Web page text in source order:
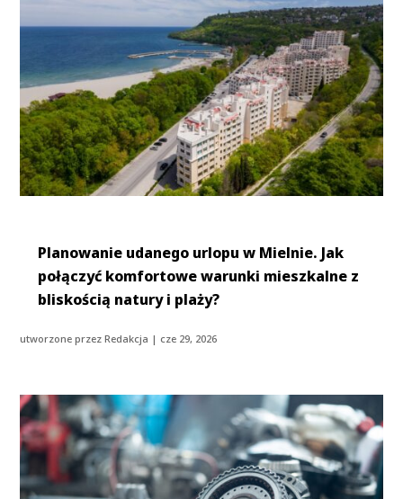
Planowanie udanego urlopu w Mielnie. Jak
połączyć komfortowe warunki mieszkalne z
bliskością natury i plaży?
utworzone przezRedakcja | cze 29, 2026